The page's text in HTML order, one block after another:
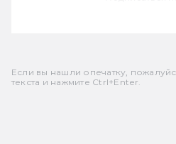
Если вы нашли опечатку,
текста и нажмите Ctrl+Enter.